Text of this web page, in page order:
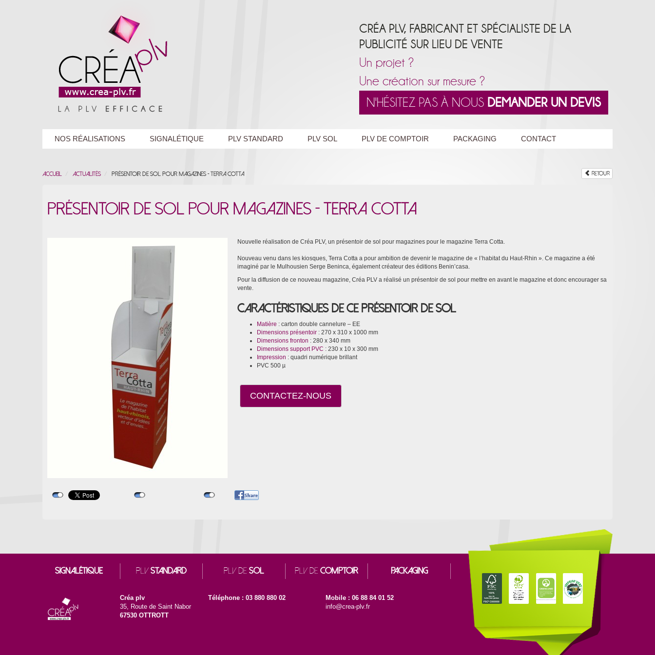
NOS RÉALISATIONS SIGNALÉTIQUE PLV STANDARD PLV SOL PLV DE COMPTOIR PACKAGING CONTACT
CRÉA PLV, FABRICANT ET SPÉCIALISTE DE LA
PUBLICITÉ SUR LIEU DE VENTE
Un projet ?
Une création sur mesure ?
N'HÉSITEZ PAS À NOUS DEMANDER UN DEVIS
RETOUR
Accueil Actualités Présentoir de sol pour magazines - Terra Cotta
Présentoir de sol pour magazines - Terra Cotta
Nouvelle réalisation de Créa PLV, un présentoir de sol pour magazines pour le magazine Terra Cotta.
Nouveau venu dans les kiosques, Terra Cotta a pour ambition de devenir le magazine de « l’habitat du Haut-Rhin ». Ce magazine a été
imaginé par le Mulhousien Serge Beninca, également créateur des éditions Benin’casa.
Pour la diffusion de ce nouveau magazine, Créa PLV a réalisé un présentoir de sol pour mettre en avant le magazine et donc encourager sa
vente.
Caractéristiques de ce présentoir de sol
Matière : carton double cannelure – EE
Dimensions présentoir : 270 x 310 x 1000 mm
Dimensions fronton : 280 x 340 mm
Dimensions support PVC : 230 x 10 x 300 mm
Impression : quadri numérique brillant
PVC 500 µ
CONTACTEZ-NOUS
SIGNALÉTIQUE PLVSTANDARD PLV DESOL PLV DECOMPTOIR PACKAGING
Créa plv
35, Route de Saint Nabor
67530 OTTROTT
Téléphone : 03 880 880 02
Mobile : 06 88 84 01 52
info@crea-plv.fr